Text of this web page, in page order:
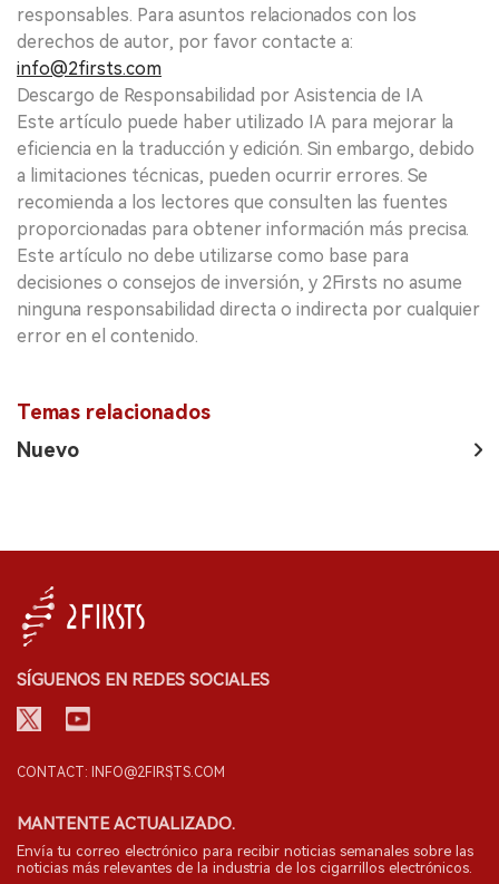
responsables. Para asuntos relacionados con los
derechos de autor, por favor contacte a:
info@2firsts.com
Descargo de Responsabilidad por Asistencia de IA
Este artículo puede haber utilizado IA para mejorar la
eficiencia en la traducción y edición. Sin embargo, debido
a limitaciones técnicas, pueden ocurrir errores. Se
recomienda a los lectores que consulten las fuentes
proporcionadas para obtener información más precisa.
Este artículo no debe utilizarse como base para
decisiones o consejos de inversión, y 2Firsts no asume
ninguna responsabilidad directa o indirecta por cualquier
error en el contenido.
Temas relacionados
Nuevo
SÍGUENOS EN REDES SOCIALES
CONTACT: INFO@2FIRSTS.COM
MANTENTE ACTUALIZADO.
Envía tu correo electrónico para recibir noticias semanales sobre las
noticias más relevantes de la industria de los cigarrillos electrónicos.